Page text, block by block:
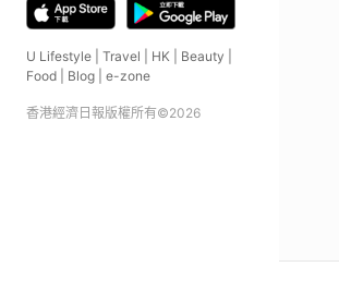
U Lifestyle Travel HK Beauty
Food
Blog e-zone
香港經濟日報版權所有©2026